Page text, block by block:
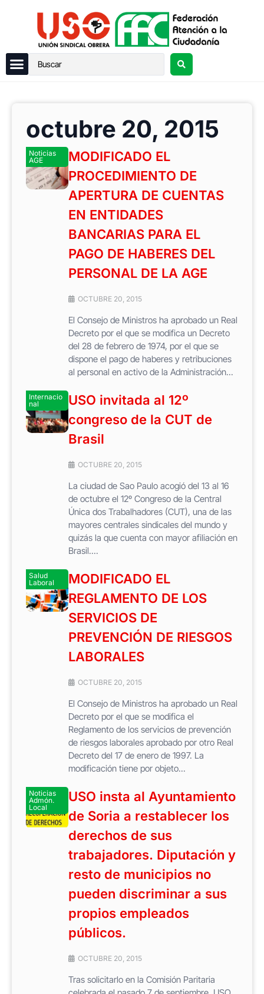
octubre 20, 2015
Noticias
AGE
MODIFICADO EL
PROCEDIMIENTO DE
APERTURA DE CUENTAS
EN ENTIDADES
BANCARIAS PARA EL
PAGO DE HABERES DEL
PERSONAL DE LA AGE
OCTUBRE 20, 2015
El Consejo de Ministros ha aprobado un Real
Decreto por el que se modifica un Decreto
del 28 de febrero de 1974, por el que se
dispone el pago de haberes y retribuciones
al personal en activo de la Administración...
Internacio
nal
USO invitada al 12º
congreso de la CUT de
Brasil
OCTUBRE 20, 2015
La ciudad de Sao Paulo acogió del 13 al 16
de octubre el 12º Congreso de la Central
Única dos Trabalhadores (CUT), una de las
mayores centrales sindicales del mundo y
quizás la que cuenta con mayor afiliación en
Brasil....
Salud
Laboral
MODIFICADO EL
REGLAMENTO DE LOS
SERVICIOS DE
PREVENCIÓN DE RIESGOS
LABORALES
OCTUBRE 20, 2015
El Consejo de Ministros ha aprobado un Real
Decreto por el que se modifica el
Reglamento de los servicios de prevención
de riesgos laborales aprobado por otro Real
Decreto del 17 de enero de 1997. La
modificación tiene por objeto...
Noticias
Admón.
Local
USO insta al Ayuntamiento
de Soria a restablecer los
derechos de sus
trabajadores. Diputación y
resto de municipios no
pueden discriminar a sus
propios empleados
públicos.
OCTUBRE 20, 2015
Tras solicitarlo en la Comisión Paritaria